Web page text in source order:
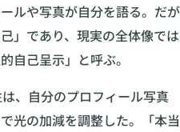
ルや写真が自分を語る。だが
」であり、現実の全体像では
自己呈示」と呼ぶ。
、自分のプロフィール写真
光の加減を調整した。「本当